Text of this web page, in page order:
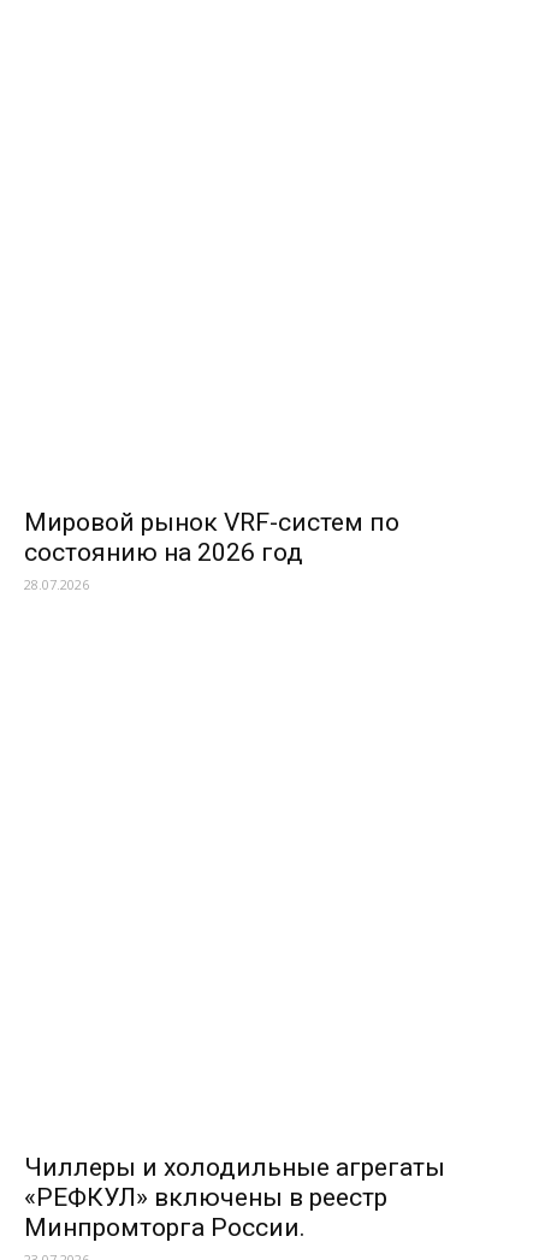
Мировой рынок VRF-систем по
состоянию на 2026 год
28.07.2026
Чиллеры и холодильные агрегаты
«РЕФКУЛ» включены в реестр
Минпромторга России.